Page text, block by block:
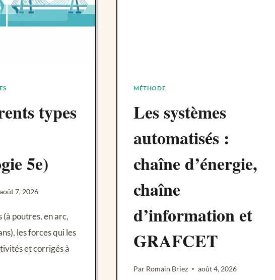
types
5e)
août 7, 2026
(à poutres, en arc,
les forces qui les
et corrigés à
MÉTHODE
Les systèmes
automatisés :
chaîne d’énergie,
chaîne
d’information et
GRAFCET
Par Romain Briez août 4, 2026